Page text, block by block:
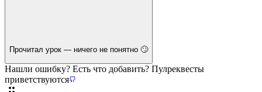
Прочитал урок — ничего не понятно 🙄
Нашли ошибку? Есть что добавить? Пулреквесты
приветствуются